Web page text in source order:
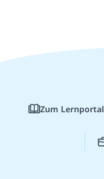
Zum Lernportal